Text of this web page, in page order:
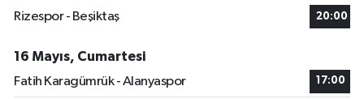
Rizespor - Beşiktaş
20:00
16 Mayıs, Cumartesi
Fatih Karagümrük - Alanyaspor
17:00